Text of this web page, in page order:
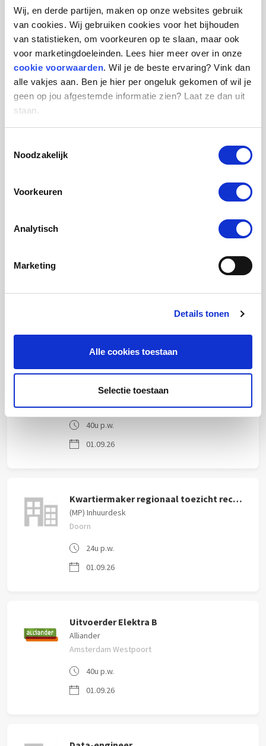
Wij, en derde partijen, maken op onze websites gebruik
van cookies. Wij gebruiken cookies voor het bijhouden
van statistieken, om voorkeuren op te slaan, maar ook
voor marketingdoeleinden. Lees hier meer over in onze
cookie voorwaarden. Wil je de beste ervaring? Vink dan
alle vakjes aan. Ben je hier per ongeluk gekomen of wil je
geen op jou afgestemde informatie zien? Laat ze dan uit
staan.
Noodzakelijk
Voorkeuren
Analytisch
Marketing
Details tonen
Alle cookies toestaan
Selectie toestaan
Innovatie Consultant
Alliander
Arnhem Bellevue
32u p.w.
Administratief medewerker A - (7)
Uitvoerder Elektra C
Alliander
40u p.w.
01.09.26
Kwartiermaker regionaal toezicht rechtmatigheid
(MP) Inhuurdesk
Doorn
24u p.w.
01.09.26
Uitvoerder Elektra B
Alliander
Amsterdam Westpoort
40u p.w.
01.09.26